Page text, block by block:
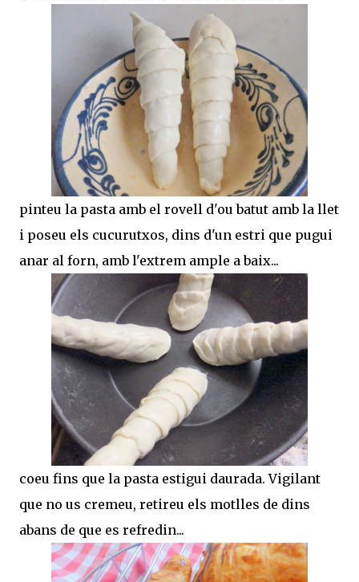
pinteu la pasta amb el rovell d'ou batut amb la llet
i poseu els cucurutxos, dins d'un estri que pugui
anar al forn, amb l'extrem ample a baix...
coeu fins que la pasta estigui daurada. Vigilant
que no us cremeu, retireu els motlles de dins
abans de que es refredin...